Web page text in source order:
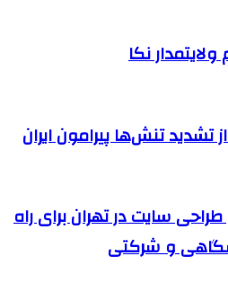
نکا
تشدید تنش‌ها پیرامون ایران
سایت در تهران برای راه
و شرکتی